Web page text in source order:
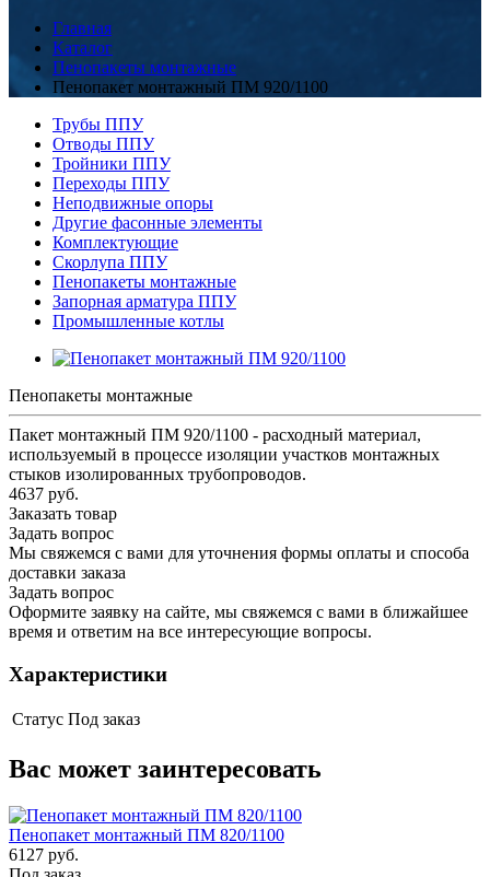
Главная
Каталог
Пенопакеты монтажные
Пенопакет монтажный ПМ 920/1100
Трубы ППУ
Отводы ППУ
Тройники ППУ
Переходы ППУ
Неподвижные опоры
Другие фасонные элементы
Комплектующие
Скорлупа ППУ
Пенопакеты монтажные
Запорная арматура ППУ
Промышленные котлы
Пенопакеты монтажные
Пакет монтажный ПМ 920/1100 - расходный материал,
используемый в процессе изоляции участков монтажных
стыков изолированных трубопроводов.
4637 руб.
Заказать товар
Задать вопрос
Мы свяжемся с вами для уточнения формы оплаты и способа
доставки заказа
Задать вопрос
Оформите заявку на сайте, мы свяжемся с вами в ближайшее
время и ответим на все интересующие вопросы.
Характеристики
Статус Под заказ
Вас может заинтересовать
Пенопакет монтажный ПМ 820/1100
6127 руб.